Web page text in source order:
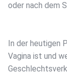
oder nach dem
In der heutigen
Vagina ist und